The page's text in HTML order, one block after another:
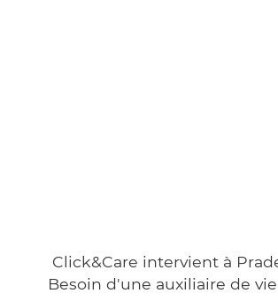
Click&Care intervient à
Besoin d'une auxiliaire de